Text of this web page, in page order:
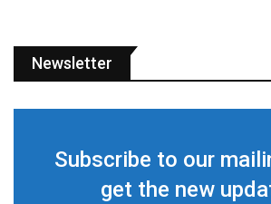
Newsletter
Subscribe to our
get the new